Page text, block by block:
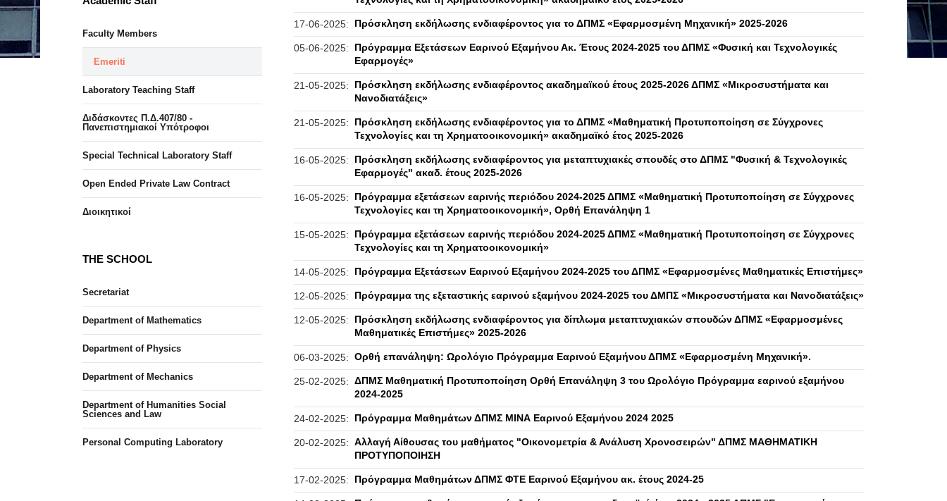
17-06-2025: Πρόσκληση εκδήλωσης ενδιαφέροντος για το ΔΠΜΣ «Εφαρμοσμένη Μηχανική» 2025-2026
05-06-2025:
Πρόγραμμα Εξετάσεων Εαρινού Εξαμήνου Ακ. Έτους 2024-2025 του ΔΠΜΣ «Φυσική και Τεχνολογικές
Εφαρμογές»
21-05-2025:
Πρόσκληση εκδήλωσης ενδιαφέροντος ακαδημαϊκού έτους 2025-2026 ΔΠΜΣ «Μικροσυστήματα και
Νανοδιατάξεις»
21-05-2025:
Πρόσκληση εκδήλωσης ενδιαφέροντος για το ΔΠΜΣ «Μαθηματική Προτυποποίηση σε Σύγχρονες
Τεχνολογίες και τη Χρηματοοικονομική» ακαδημαϊκό έτος 2025-2026
16-05-2025:
Πρόσκληση εκδήλωσης ενδιαφέροντος για μεταπτυχιακές σπουδές στο ΔΠΜΣ "Φυσική & Τεχνολογικές
Εφαρμογές" ακαδ. έτους 2025-2026
16-05-2025:
Πρόγραμμα εξετάσεων εαρινής περιόδου 2024-2025 ΔΠΜΣ «Μαθηματική Προτυποποίηση σε Σύγχρονες
Τεχνολογίες και τη Χρηματοοικονομική», Ορθή Επανάληψη 1
15-05-2025:
Πρόγραμμα εξετάσεων εαρινής περιόδου 2024-2025 ΔΠΜΣ «Μαθηματική Προτυποποίηση σε Σύγχρονες
Τεχνολογίες και τη Χρηματοοικονομική»
14-05-2025: Πρόγραμμα Εξετάσεων Εαρινού Εξαμήνου 2024-2025 του ΔΠΜΣ «Εφαρμοσμένες Μαθηματικές Επιστήμες»
12-05-2025: Πρόγραμμα της εξεταστικής εαρινού εξαμήνου 2024-2025 του ΔΜΠΣ «Μικροσυστήματα και Νανοδιατάξεις»
12-05-2025:
Πρόσκληση εκδήλωσης ενδιαφέροντος για δίπλωμα μεταπτυχιακών σπουδών ΔΠΜΣ «Εφαρμοσμένες
Μαθηματικές Επιστήμες» 2025-2026
06-03-2025: Ορθή επανάληψη: Ωρολόγιο Πρόγραμμα Εαρινού Εξαμήνου ΔΠΜΣ «Εφαρμοσμένη Μηχανική».
25-02-2025: ΔΠΜΣ Μαθηματική Προτυποποίηση Ορθή Επανάληψη 3 του Ωρολόγιο Πρόγραμμα εαρινού εξαμήνου
2024-2025
24-02-2025: Πρόγραμμα Μαθημάτων ΔΠΜΣ ΜΙΝΑ Εαρινού Εξαμήνου 2024 2025
20-02-2025: Αλλαγή Αίθουσας του μαθήματος "Οικονομετρία & Ανάλυση Χρονοσειρών" ΔΠΜΣ ΜΑΘΗΜΑΤΙΚΗ
ΠΡΟΤΥΠΟΠΟΙΗΣΗ
17-02-2025: Πρόγραμμα Μαθημάτων ΔΠΜΣ ΦΤΕ Εαρινού Εξαμήνου ακ. έτους 2024-25
Faculty Members
Emeriti
Laboratory Teaching Staff
Διδάσκοντες Π.Δ.407/80 -
Πανεπιστημιακοί Υπότροφοι
Special Technical Laboratory Staff
Open Ended Private Law Contract
Διοικητικοί
THE SCHOOL
Secretariat
Department of Mathematics
Department of Physics
Department of Mechanics
Department of Humanities Social
Sciences and Law
Personal Computing Laboratory